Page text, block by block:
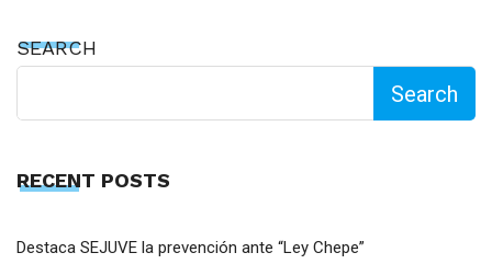
SEARCH
Search
RECENT POSTS
Destaca SEJUVE la prevención ante “Ley Chepe”